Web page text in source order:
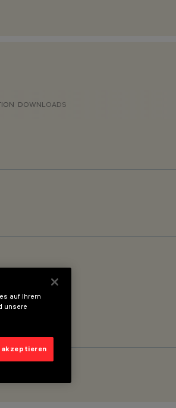
DOWNLOADS
auf Ihrem
unsere
akzeptieren